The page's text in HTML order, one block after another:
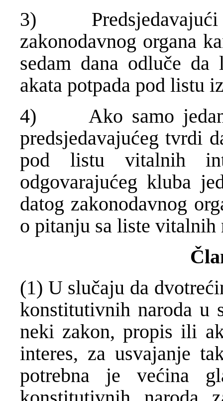
3) Predsjedavajući i
zakonodavnog organa
sedam dana odluče
akata potpada pod listu
4) Ako samo jedan
predsjedavajućeg tvrdi
pod listu vitalnih
odgovarajućeg kluba
datog zakonodavnog
o pitanju sa liste vitalnih
(1) U slučaju da
konstitutivnih naroda u
neki zakon, propis ili
interes, za usvajanje
potrebna je većina